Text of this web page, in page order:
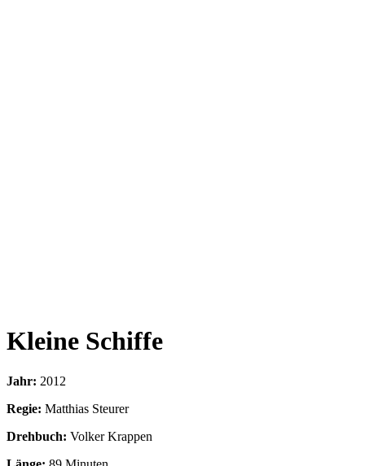
Kleine Schiffe
Jahr: 2012
Regie: Matthias Steurer
Drehbuch: Volker Krappen